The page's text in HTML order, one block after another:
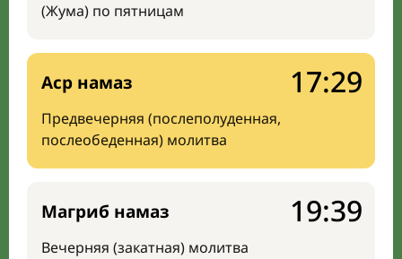
(Жума) по пятницам
Аср намаз
Предвечерняя (послеполуденная,
послеобеденная) молитва
17:29
Магриб намаз
Вечерняя (закатная) молитва
19:39